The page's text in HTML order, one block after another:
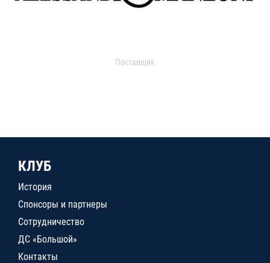
Поставщик
КЛУБ
История
Спонсоры и партнеры
Сотрудничество
ДС «Большой»
Контакты